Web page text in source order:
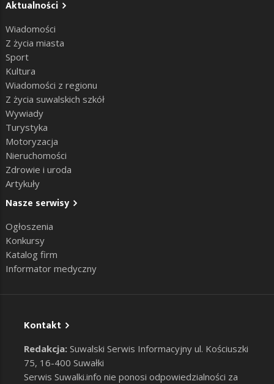
Aktualności
Wiadomości
Z życia miasta
Sport
Kultura
Wiadomości z regionu
Z życia suwalskich szkół
Wywiady
Turystyka
Motoryzacja
Nieruchomości
Zdrowie i uroda
Artykuły
Nasze serwisy
Ogłoszenia
Konkursy
Katalog firm
Informator medyczny
Kontakt
Redakcja: Suwalski Serwis Informacyjny ul. Kościuszki
75, 16-400 Suwałki
Serwis Suwalki.info nie ponosi odpowiedzialności za